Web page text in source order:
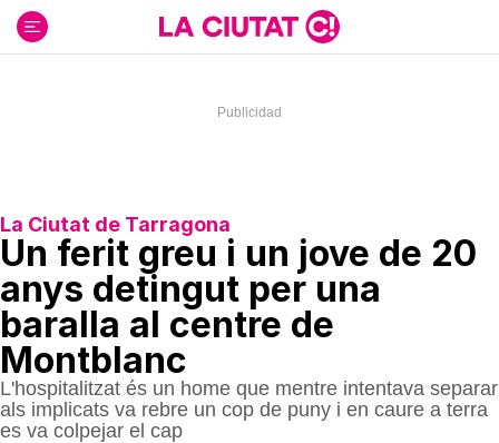
contenido
La Ciutat de Tarragona
Un ferit greu i un jove de 20
anys detingut per una
baralla al centre de
Montblanc
L'hospitalitzat és un home que mentre intentava separar
als implicats va rebre un cop de puny i en caure a terra
es va colpejar el cap